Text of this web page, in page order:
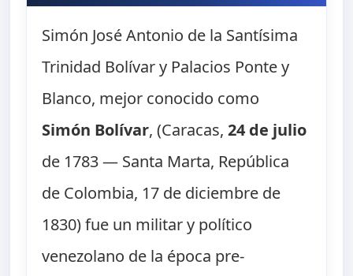
Simón José Antonio de la Santísima
Trinidad Bolívar y Palacios Ponte y
Blanco, mejor conocido como
Simón Bolívar, (Caracas,24 de julio
de 1783 — Santa Marta, República
de Colombia, 17 de diciembre de
1830) fue un militar y político
venezolano de la época pre-